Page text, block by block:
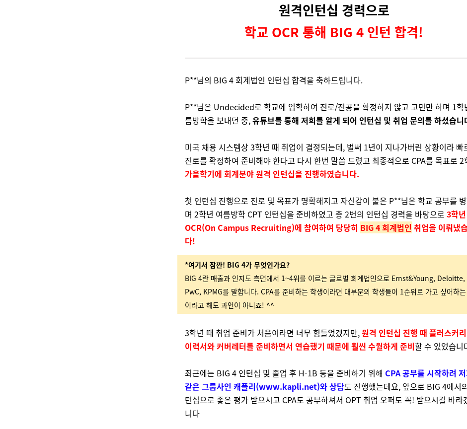
원격인턴십 경력으로
학교 OCR 통해 BIG 4 인턴 합격!
P**님의 BIG 4 회계법인 인턴십 합격을 축하드립니다.
P**님은 Undecided로 학교에 입학하여 진로/전공을 확정하지 않고 고민만 하며 1학
름방학을 보내던 중,유튜브를 통해 저희를 알게 되어 인턴십 및 취업 문의를 하셨습니
미국 채용 시스템상 3학년 때 취업이 결정되는데, 벌써 1년이 지나가버린 상황이라 빠
진로를 확정하여 준비해야 한다고 다시 한번 말씀 드렸고 최종적으로 CPA를 목표로 2
가을학기에 회계분야 원격 인턴십을 진행하였습니다.
첫 인턴십 진행으로 진로 및 목표가 명확해지고 자신감이 붙은 P**님은 학교 공부를
며 2학년 여름방학 CPT 인턴십을 준비하였고 총 2번의 인턴십 경력을 바탕으로 3학년
OCR(On Campus Recruiting)에 참여하여 당당히 BIG 4 회계법인 취업을 이뤄냈
다!
*여기서 잠깐! BIG 4가 무엇인가요?
BIG 4란 매출과 인지도 측면에서 1~4위를 이르는 글로벌 회계법인으로 Ernst&Young, Deloitte,
PwC, KPMG를 말합니다. CPA를 준비하는 학생이라면 대부분의 학생들이 1순위로 가고 싶어하
이라고 해도 과언이 아니죠! ^^
3학년 때 취업 준비가 처음이라면 너무 힘들었겠지만,원격 인턴십 진행 때 플러스커
이력서와 커버레터를 준비하면서 연습했기 때문에 훨씬 수월하게 준비할 수 있었습니
최근에는 BIG 4 인턴십 및 졸업 후 H-1B 등을 준비하기 위해 CPA 공부를 시작하려
같은 그룹사인 캐플리(www.kapli.net)와 상담도 진행했는데요, 앞으로 BIG 4에서
턴십으로 좋은 평가 받으시고 CPA도 공부하셔서 OPT 취업 오퍼도 꼭! 받으시길 바라
니다